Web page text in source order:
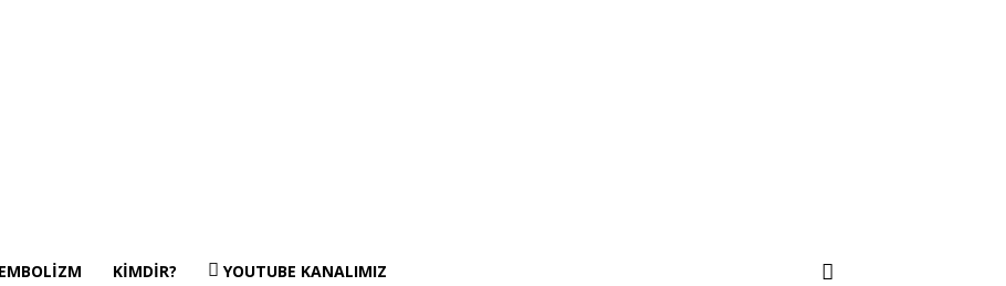
KIMDIR? YOUTUBE KANALIMIZ